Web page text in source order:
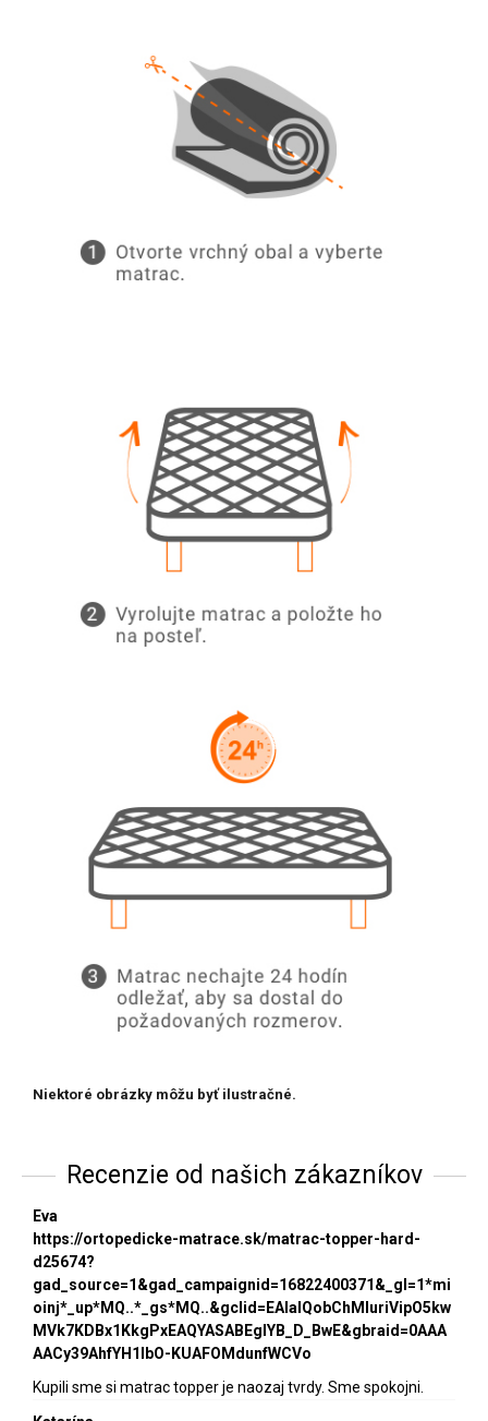
Niektoré obrázky môžu byť ilustračné.
Recenzie od našich zákazníkov
Eva
https://ortopedicke-matrace.sk/matrac-topper-hard-
d25674?
gad_source=1&gad_campaignid=16822400371&_gl=1*mi
oinj*_up*MQ..*_gs*MQ..&gclid=EAIaIQobChMIuriVipO5kw
MVk7KDBx1KkgPxEAQYASABEgIYB_D_BwE&gbraid=0AAA
AACy39AhfYH1lbO-KUAFOMdunfWCVo
Kupili sme si matrac topper je naozaj tvrdy. Sme spokojni.